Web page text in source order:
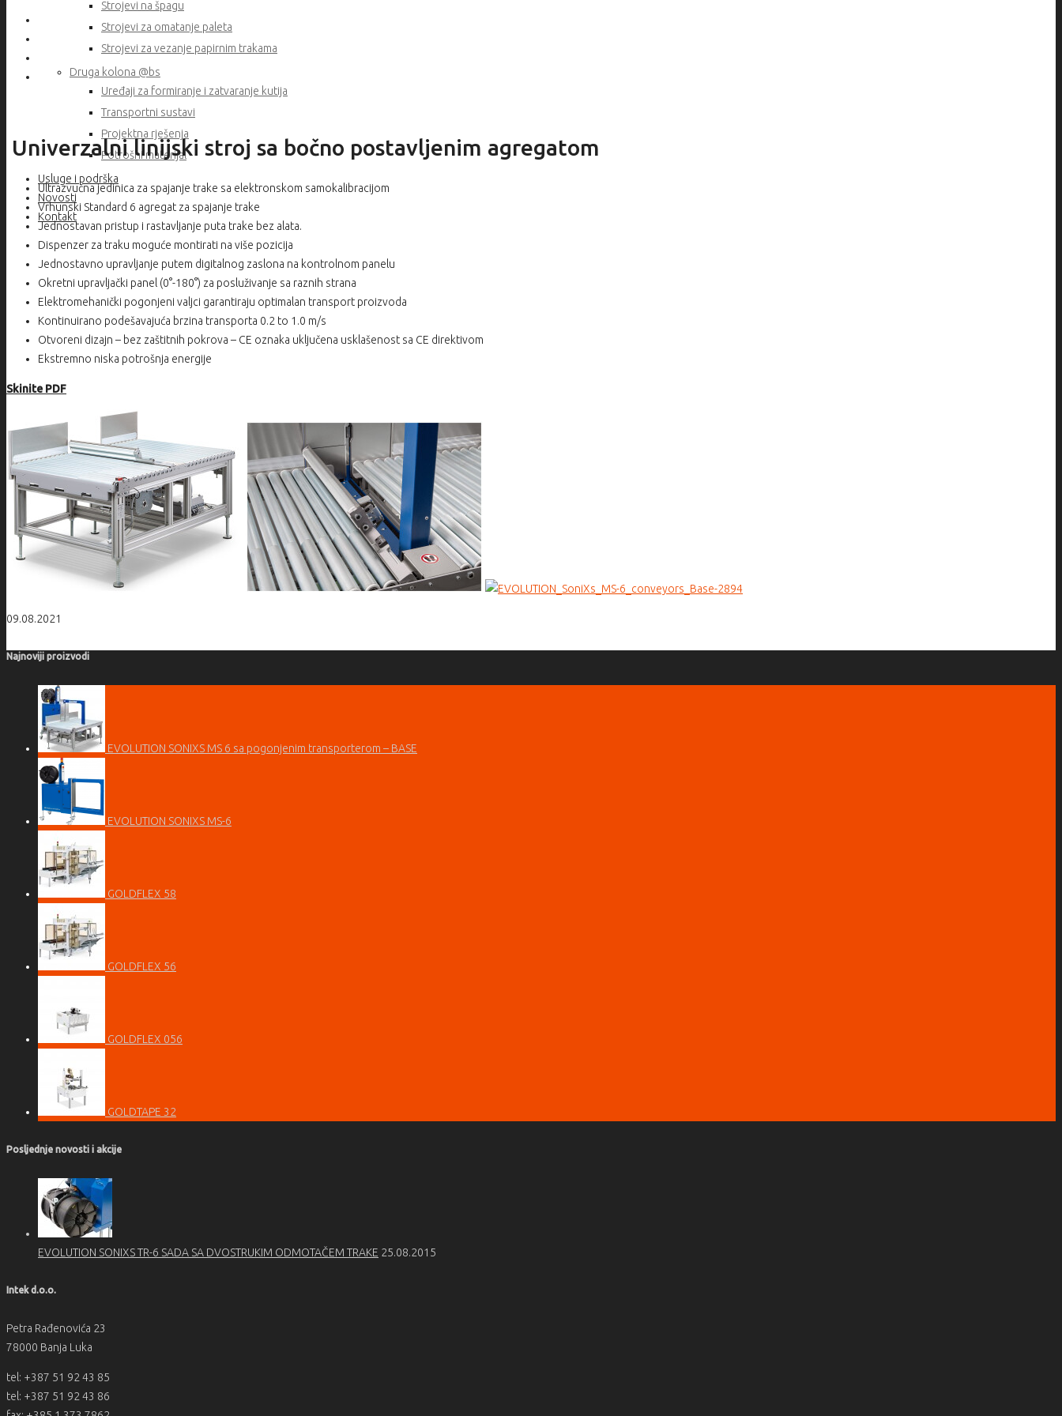
Strojevi na špagu
Strojevi za omatanje paleta
Strojevi za vezanje papirnim trakama
Druga kolona @bs
Uređaji za formiranje i zatvaranje kutija
Transportni sustavi
Projektna rješenja
Potrošni materijal
Usluge i podrška
Novosti
Kontakt
Univerzalni linijski stroj sa bočno postavljenim agregatom
Ultrazvučna jedinica za spajanje trake sa elektronskom samokalibracijom
Vrhunski Standard 6 agregat za spajanje trake
Jednostavan pristup i rastavljanje puta trake bez alata.
Dispenzer za traku moguće montirati na više pozicija
Jednostavno upravljanje putem digitalnog zaslona na kontrolnom panelu
Okretni upravljački panel (0°-180°) za posluživanje sa raznih strana
Elektromehanički pogonjeni valjci garantiraju optimalan transport proizvoda
Kontinuirano podešavajuća brzina transporta 0.2 to 1.0 m/s
Otvoreni dizajn – bez zaštitnih pokrova – CE oznaka uključena usklašenost sa CE direktivom
Ekstremno niska potrošnja energije
Skinite PDF
09.08.2021
Najnoviji proizvodi
EVOLUTION SONIXS MS 6 sa pogonjenim transporterom – BASE
EVOLUTION SONIXS MS-6
GOLDFLEX 58
GOLDFLEX 56
GOLDFLEX 056
GOLDTAPE 32
Posljednje novosti i akcije
EVOLUTION SONIXS TR-6 SADA SA DVOSTRUKIM ODMOTAČEM TRAKE 25.08.2015
Intek d.o.o.
Petra Rađenovića 23
78000 Banja Luka
tel: +387 51 92 43 85
tel: +387 51 92 43 86